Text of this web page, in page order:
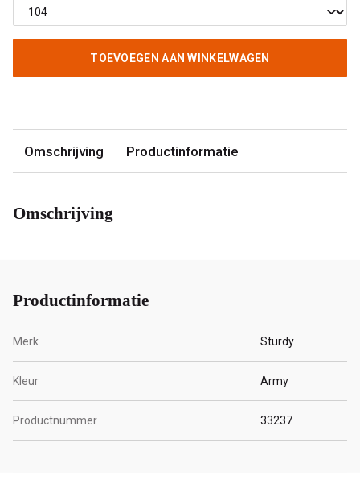
TOEVOEGEN AAN WINKELWAGEN
Omschrijving Productinformatie
Omschrijving
Productinformatie
Merk Sturdy
Kleur Army
Productnummer 33237